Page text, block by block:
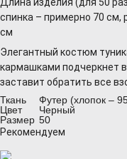
спинка – примерно 70 см,
см
Элегантный костюм
кармашками подчеркнет
заставит обратить все
Ткань
Футер (хлопок –
Цвет
Черный
Размер 50
Рекомендуем